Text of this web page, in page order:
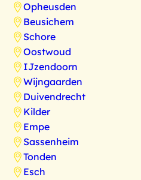
Opheusden
Beusichem
Schore
Oostwoud
IJzendoorn
Wijngaarden
Duivendrecht
Kilder
Empe
Sassenheim
Tonden
Esch